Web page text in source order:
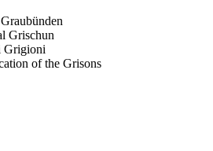
Grischun
Grigioni
of the Grisons